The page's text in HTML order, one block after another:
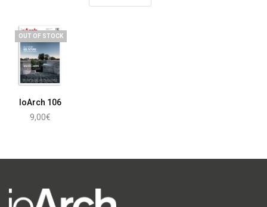
OUT OF STOCK
IoArch 106
9,00€